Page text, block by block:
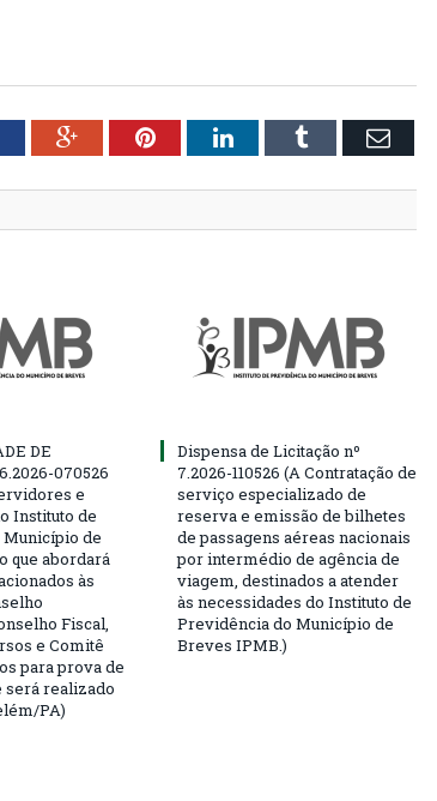
Google+PinterestLinkedInTumblr Email
DE
070526
e
Instituto de
de
que abordará
às
Fiscal,
e Comitê
para prova de
será realizado
PA)
Dispensa de Licitação nº
7.2026-110526 (A Contratação de
serviço especializado de
reserva e emissão de bilhetes
de passagens aéreas nacionais
por intermédio de agência de
viagem, destinados a atender
às necessidades do Instituto de
Previdência do Município de
Breves IPMB.)